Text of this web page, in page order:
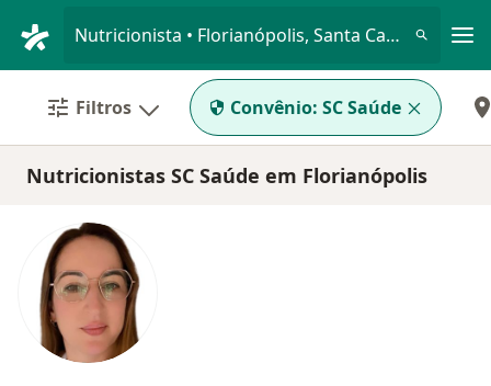
Nutricionista • Florianópolis, Santa Catarina SC
Filtros Convênio: SC Saúde
Nutricionistas SC Saúde em Florianópolis